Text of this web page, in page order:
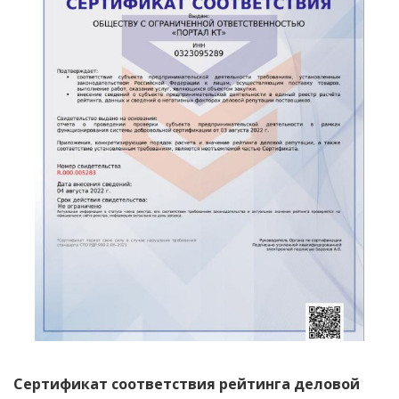
Сертификат соответствия рейтинга деловой